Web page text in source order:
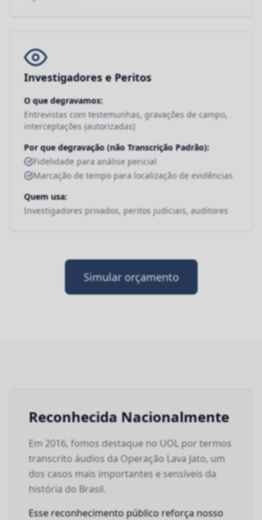
Investigadores e Peritos
O que degravamos:
Entrevistas com testemunhas, gravações de campo,
interceptações (autorizadas)
Por que degravação (não Transcrição Padrão):
Fidelidade para análise pericial
Marcação de tempo para localização de evidências
Quem usa:
Investigadores privados, peritos judiciais, auditores
Simular orçamento
Reconhecida Nacionalmente
Em 2016, fomos destaque no UOL por termos
transcrito áudios da Operação Lava Jato, um
dos casos mais importantes e sensíveis da
história do Brasil.
Esse reconhecimento público reforça nosso